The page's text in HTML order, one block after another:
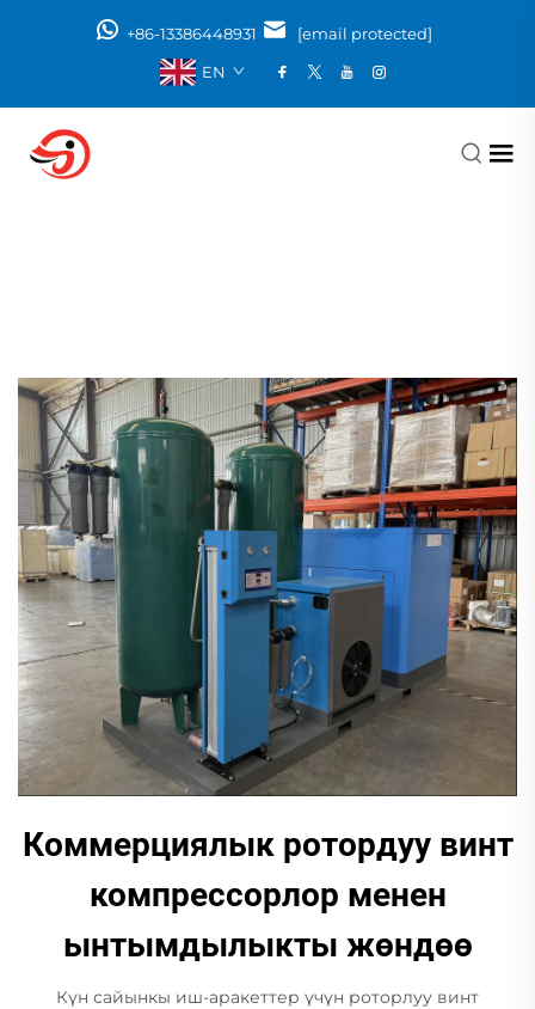
+86-13386448931
[email protected]
EN
Коммерциялык ротордуу винт
компрессорлор менен
ынтымдылыкты жөндөө
Күн сайынкы иш-аракеттер үчүн роторлуу винт